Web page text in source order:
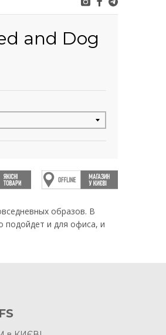
and Dog
образов. В
подойдет и для офиса, и